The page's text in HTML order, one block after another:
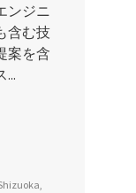
ンジニ
含む技
案を含
...
阪）